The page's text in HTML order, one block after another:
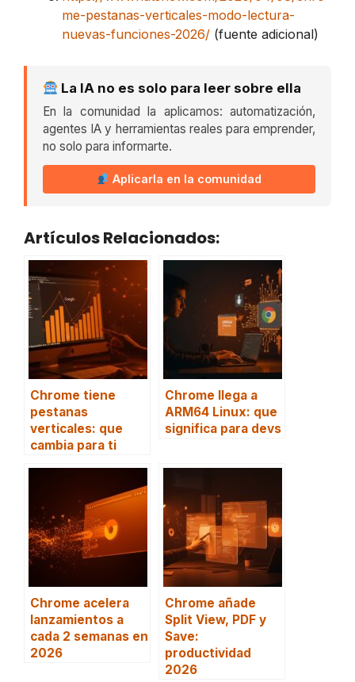
me-pestanas-verticales-modo-lectura-
nuevas-funciones-2026/ (fuente adicional)
La IA no es solo para leer sobre ella
En la comunidad la aplicamos: automatización,
agentes IA y herramientas reales para emprender,
no solo para informarte.
Aplicarla en la comunidad
Artículos Relacionados:
Chrome tiene
pestanas
verticales: que
cambia para ti
Chrome llega a
ARM64 Linux: que
significa para devs
Chrome acelera
lanzamientos a
cada 2 semanas en
2026
Chrome añade
Split View, PDF y
Save:
productividad
2026